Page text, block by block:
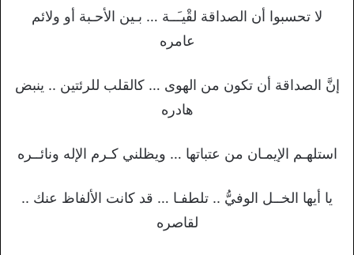
لا تحسبوا أن الصداقة لقْيـَــة … بـين الأحـبة أو ولائم
عامره
إنَّ الصداقة أن تكون من الهوى … كالقلب للرئتين .. ينبض
هادره
استلهـم الإيمـان من عتباتها … ويظلني كـرم الإله ونائــره
يا أيها الخــل الوفيُّ .. تلطفـا … قد كانت الألفاظ عنك ..
لقاصره